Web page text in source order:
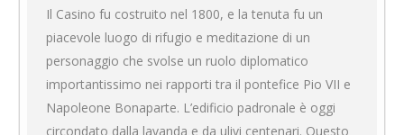
Il Casino fu costruito nel 1800, e la tenuta fu un
piacevole luogo di rifugio e meditazione di un
personaggio che svolse un ruolo diplomatico
importantissimo nei rapporti tra il pontefice Pio VII e
Napoleone Bonaparte. L’edificio padronale è oggi
circondato dalla lavanda e da ulivi centenari. Questo